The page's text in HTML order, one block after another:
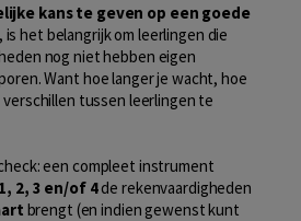
kans te geven op een goede
is het belangrijk om leerlingen die
nog niet hebben eigen
Want hoe langer je wacht, hoe
tussen leerlingen te
een compleet instrument
2, 3 en/of 4de rekenvaardigheden
brengt (en indien gewenst kunt